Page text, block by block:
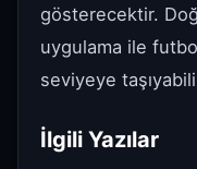
gösterecektir.
uygulama ile
seviyeye
İlgili Yazılar